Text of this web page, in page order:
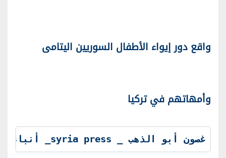
واقع دور إيواء الأطفال السوريين اليتامى
وأمهاتهم في تركيا
غصون أبو الذهب _ syria press_ أنباء سوريا